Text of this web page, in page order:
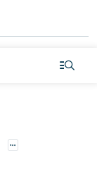
Opties